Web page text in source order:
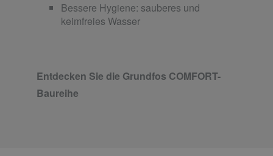
Bessere Hygiene: sauberes und
keimfreies Wasser
Entdecken Sie die Grundfos COMFORT-
Baureihe